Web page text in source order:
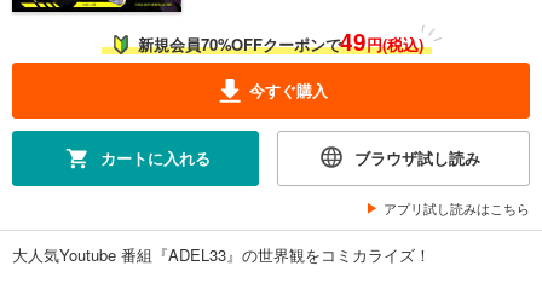
新規会員70%OFFクーポンで49円(税込)
今すぐ購入
カートに入れる ブラウザ試し読み
アプリ試し読みはこちら
大人気Youtube 番組『ADEL33』の世界観をコミカライズ！